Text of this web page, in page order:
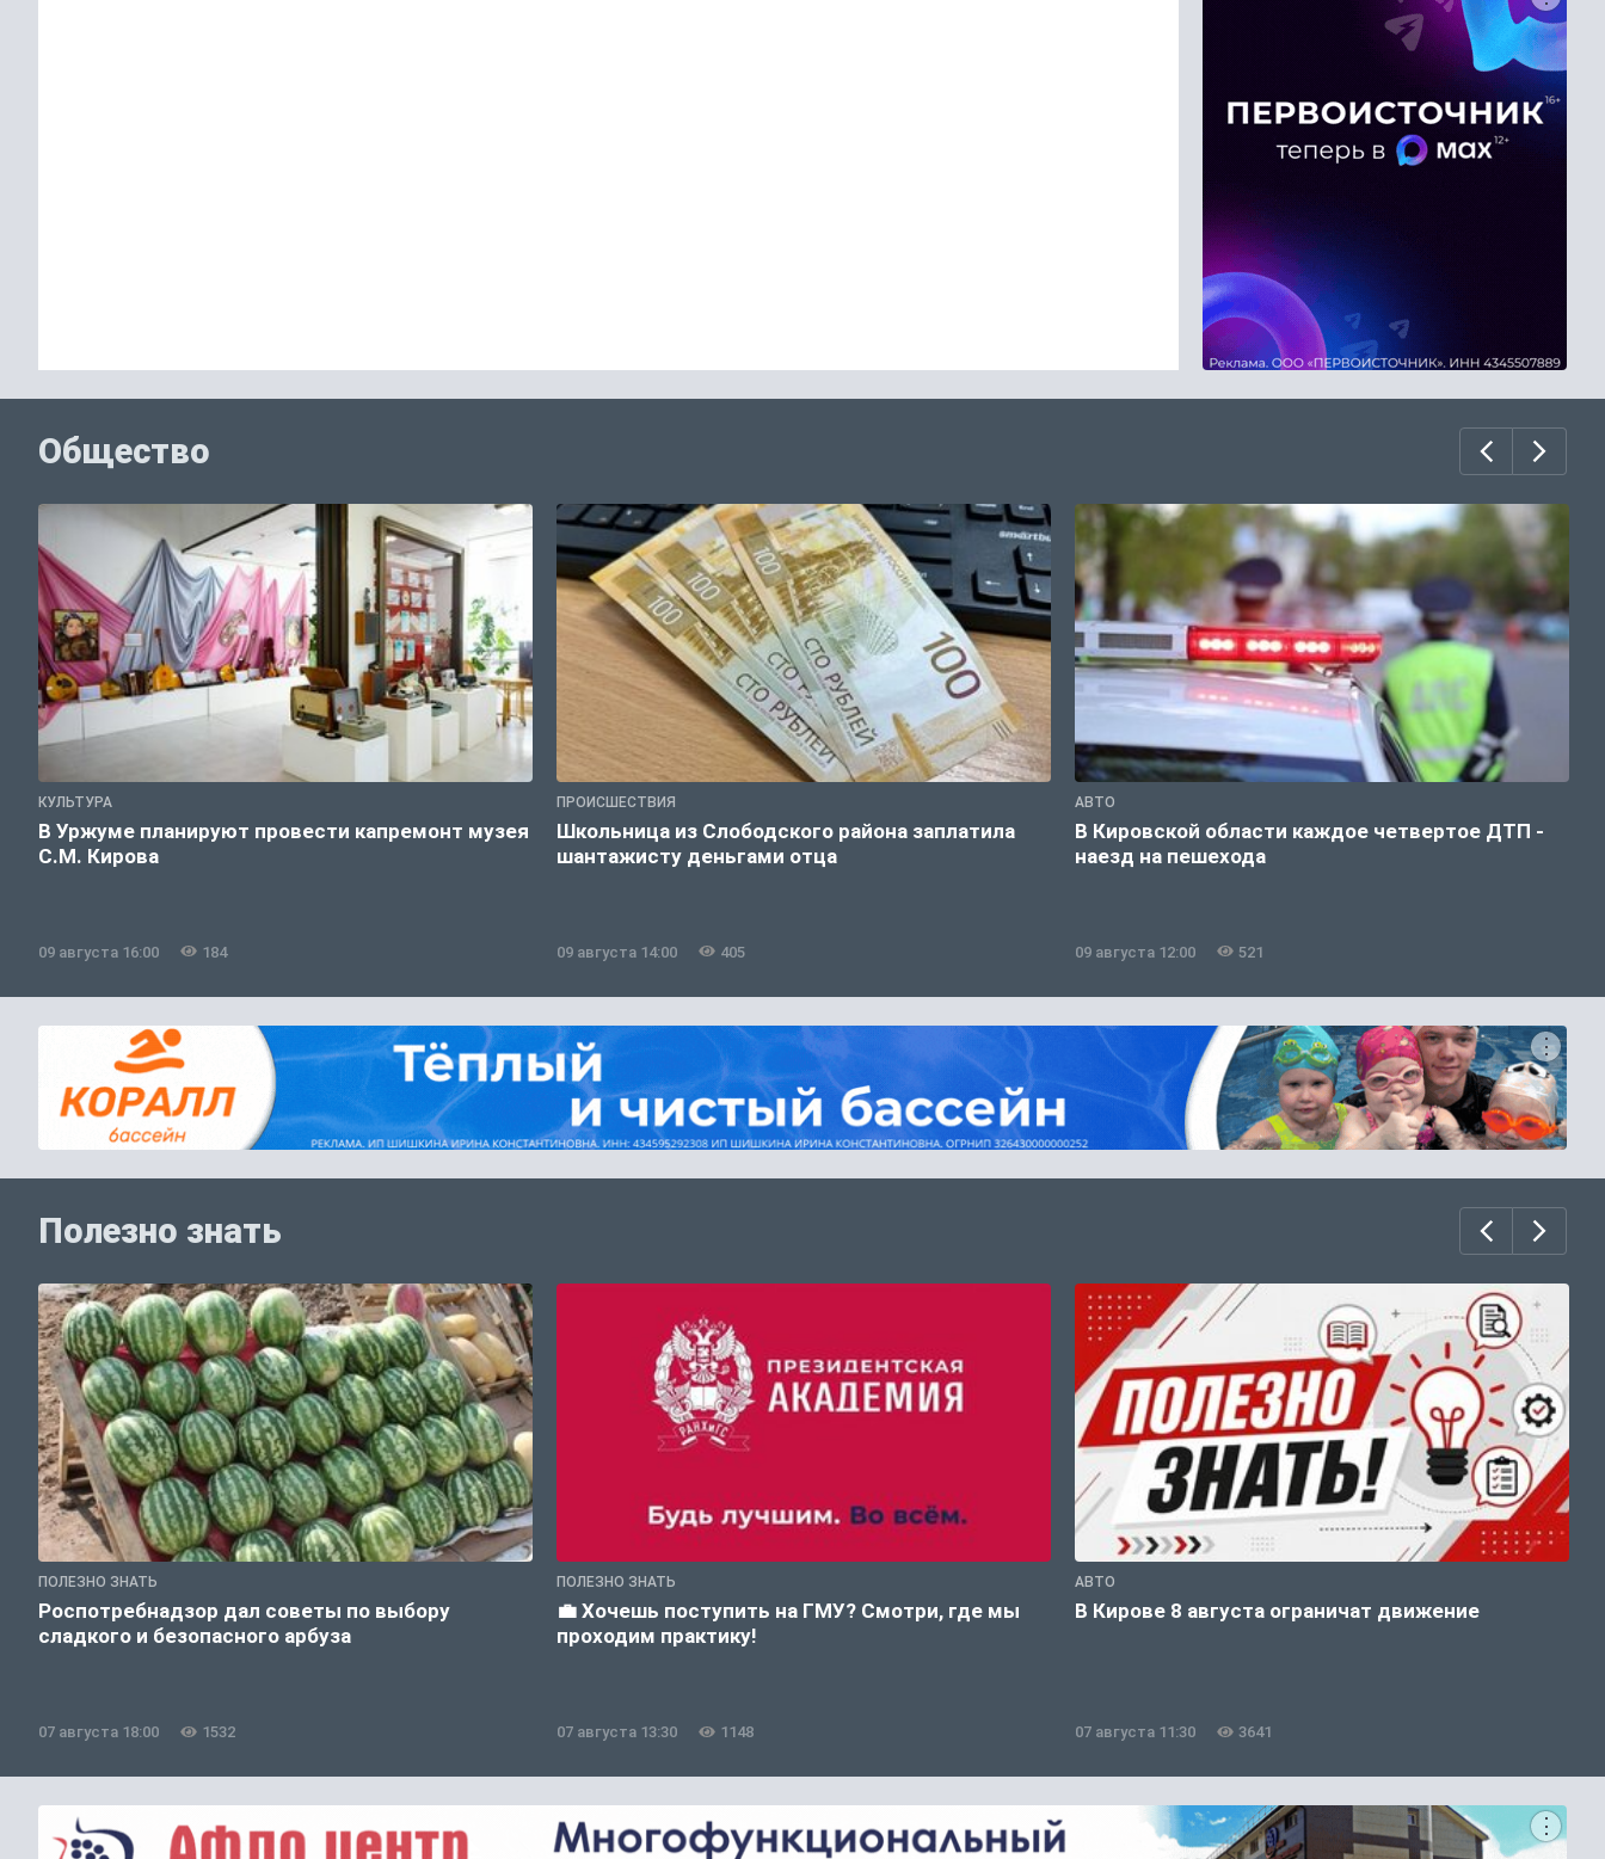
Общество
КУЛЬТУРА
В Уржуме планируют провести капремонт музея
С.М. Кирова
09 августа 16:00 184
ПРОИСШЕСТВИЯ
Школьница из Слободского района заплатила
шантажисту деньгами отца
09 августа 14:00 405
АВТО
В Кировской области каждое четвертое ДТП -
наезд на пешехода
09 августа 12:00 521
Полезно знать
ПОЛЕЗНО ЗНАТЬ
Роспотребнадзор дал советы по выбору
сладкого и безопасного арбуза
07 августа 18:00 1532
ПОЛЕЗНО ЗНАТЬ
💼 Хочешь поступить на ГМУ? Смотри, где мы
проходим практику!
07 августа 13:30 1148
АВТО
В Кирове 8 августа ограничат движение
07 августа 11:30 3641